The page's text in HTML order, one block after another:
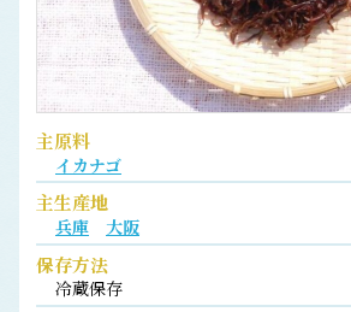
主原料
イカナゴ
主生産地
兵庫 大阪
保存方法
冷蔵保存